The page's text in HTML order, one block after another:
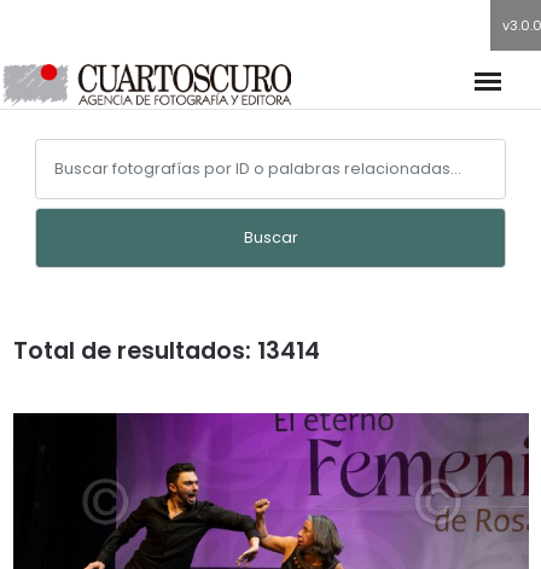
v3.0.0
Buscar
Total de resultados: 13414